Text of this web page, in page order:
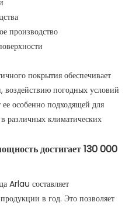
производство
покрытия обеспечивает
воздействию погодных условий
особенно подходящей для
различных климатических
достигает 130 000
Arlau составляет
в год. Это позволяет